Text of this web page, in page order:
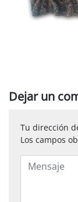
Dejar un
Tu dirección
Los campos